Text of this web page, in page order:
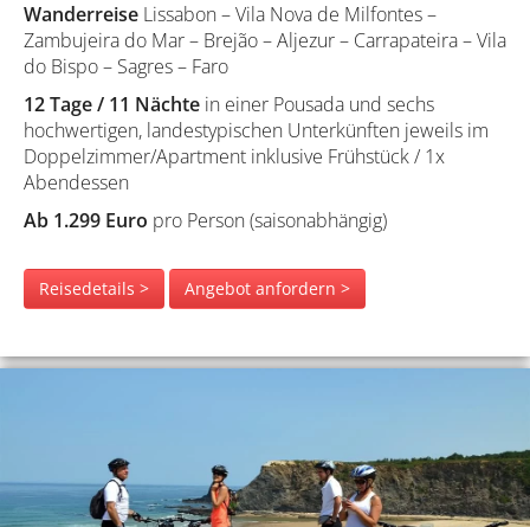
Wanderreise Lissabon – Vila Nova de Milfontes –
Zambujeira do Mar – Brejão – Aljezur – Carrapateira – Vila
do Bispo – Sagres – Faro
12 Tage / 11 Nächte in einer Pousada und sechs
hochwertigen, landestypischen Unterkünften jeweils im
Doppelzimmer/Apartment inklusive Frühstück / 1x
Abendessen
Ab 1.299 Euro pro Person (saisonabhängig)
Reisedetails > Angebot anfordern >